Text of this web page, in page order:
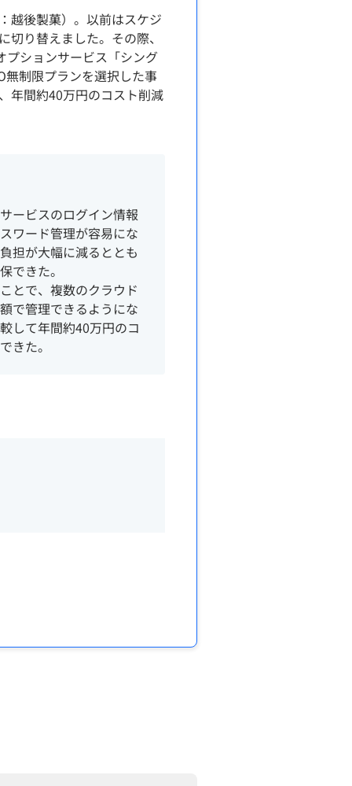
越後製菓）。以前はスケジ
り替えました。その際、
プションサービス「シング
無制限プランを選択した事
年間約40万円のコスト削減
ービスのログイン情報
ワード管理が容易にな
担が大幅に減るととも
できた。
とで、複数のクラウド
で管理できるようにな
して年間約40万円のコ
きた。